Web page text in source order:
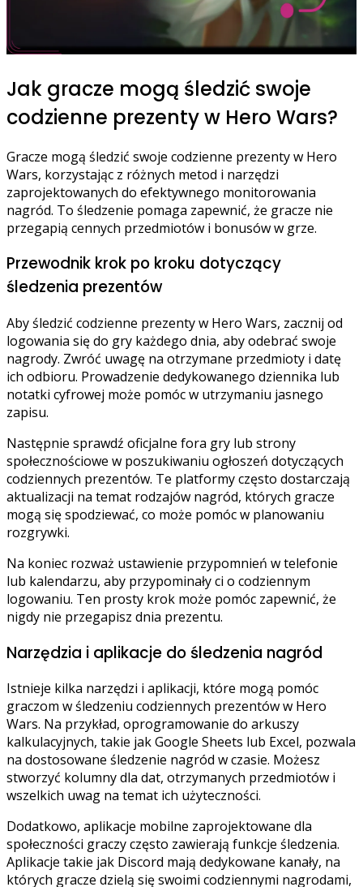
Jak gracze mogą śledzić swoje
codzienne prezenty w Hero Wars?
Gracze mogą śledzić swoje codzienne prezenty w Hero
Wars, korzystając z różnych metod i narzędzi
zaprojektowanych do efektywnego monitorowania
nagród. To śledzenie pomaga zapewnić, że gracze nie
przegapią cennych przedmiotów i bonusów w grze.
Przewodnik krok po kroku dotyczący
śledzenia prezentów
Aby śledzić codzienne prezenty w Hero Wars, zacznij od
logowania się do gry każdego dnia, aby odebrać swoje
nagrody. Zwróć uwagę na otrzymane przedmioty i datę
ich odbioru. Prowadzenie dedykowanego dziennika lub
notatki cyfrowej może pomóc w utrzymaniu jasnego
zapisu.
Następnie sprawdź oficjalne fora gry lub strony
społecznościowe w poszukiwaniu ogłoszeń dotyczących
codziennych prezentów. Te platformy często dostarczają
aktualizacji na temat rodzajów nagród, których gracze
mogą się spodziewać, co może pomóc w planowaniu
rozgrywki.
Na koniec rozważ ustawienie przypomnień w telefonie
lub kalendarzu, aby przypominały ci o codziennym
logowaniu. Ten prosty krok może pomóc zapewnić, że
nigdy nie przegapisz dnia prezentu.
Narzędzia i aplikacje do śledzenia nagród
Istnieje kilka narzędzi i aplikacji, które mogą pomóc
graczom w śledzeniu codziennych prezentów w Hero
Wars. Na przykład, oprogramowanie do arkuszy
kalkulacyjnych, takie jak Google Sheets lub Excel, pozwala
na dostosowane śledzenie nagród w czasie. Możesz
stworzyć kolumny dla dat, otrzymanych przedmiotów i
wszelkich uwag na temat ich użyteczności.
Dodatkowo, aplikacje mobilne zaprojektowane dla
społeczności graczy często zawierają funkcje śledzenia.
Aplikacje takie jak Discord mają dedykowane kanały, na
których gracze dzielą się swoimi codziennymi nagrodami,